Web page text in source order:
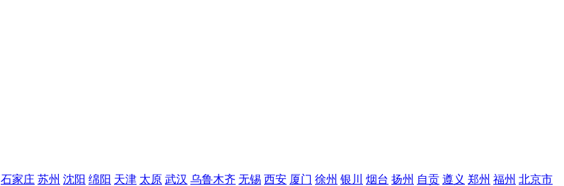
石家庄 苏州 沈阳 绵阳 天津 太原 武汉 乌鲁木齐 无锡 西安 厦门 徐州 银川 烟台 扬州 自贡 遵义 郑州 福州 北京市